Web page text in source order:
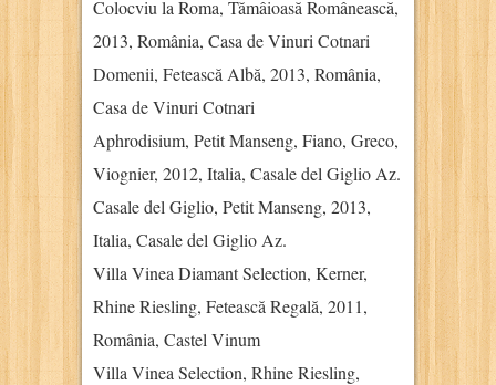
Colocviu la Roma, Tămâioasă Românească,
2013, România, Casa de Vinuri Cotnari
Domenii, Fetească Albă, 2013, România,
Casa de Vinuri Cotnari
Aphrodisium, Petit Manseng, Fiano, Greco,
Viognier, 2012, Italia, Casale del Giglio Az.
Casale del Giglio, Petit Manseng, 2013,
Italia, Casale del Giglio Az.
Villa Vinea Diamant Selection, Kerner,
Rhine Riesling, Fetească Regală, 2011,
România, Castel Vinum
Villa Vinea Selection, Rhine Riesling,